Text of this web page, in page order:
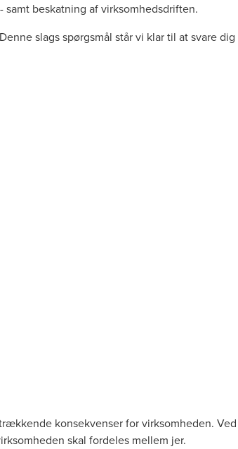
beskatning af virksomhedsdriften.
slags spørgsmål står vi klar til at svare dig
konsekvenser for virksomheden. Ved
skal fordeles mellem jer.